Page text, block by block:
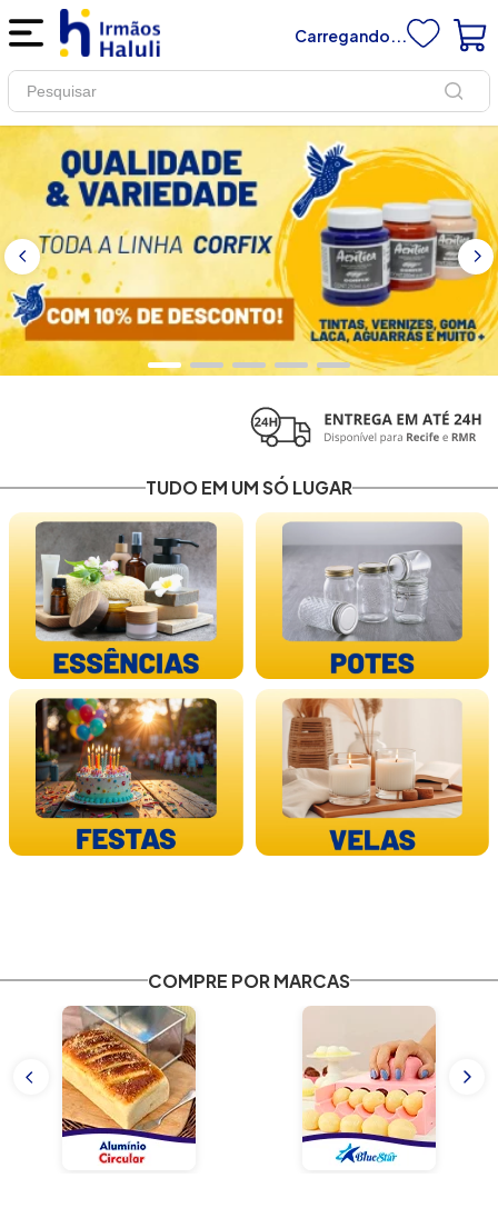
Carregando...
Pesquisar
TUDO EM UM SÓ LUGAR
COMPRE POR MARCAS